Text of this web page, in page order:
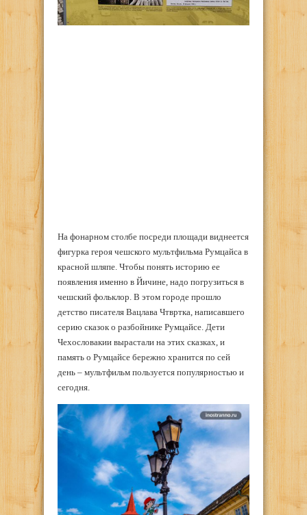
На фонарном столбе посреди площади виднеется
фигурка героя чешского мультфильма Румцайса в
красной шляпе. Чтобы понять историю ее
появления именно в Йичине, надо погрузиться в
чешский фольклор. В этом городе прошло
детство писателя Вацлава Чтвртка, написавшего
серию сказок о разбойнике Румцайсе. Дети
Чехословакии вырастали на этих сказках, и
память о Румцайсе бережно хранится по сей
день – мультфильм пользуется популярностью и
сегодня.